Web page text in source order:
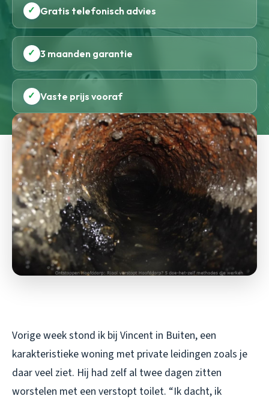
✓ Gratis telefonisch advies
✓ 3 maanden garantie
✓ Vaste prijs vooraf
Vorige week stond ik bij Vincent in Buiten, een
karakteristieke woning met private leidingen zoals je
daar veel ziet. Hij had zelf al twee dagen zitten
worstelen met een verstopt toilet. “Ik dacht, ik